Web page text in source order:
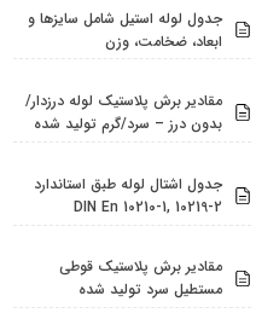
جدول لوله استیل شامل سایزها و
ابعاد، ضخامت، وزن
مقادیر برش پلاستیک لوله درزدار/
بدون درز – سرد/گرم تولید شده
جدول اشتال لوله طبق استاندارد
DIN En 10210-1, 10219-2
مقادیر برش پلاستیک قوطی
مستطیل سرد تولید شده